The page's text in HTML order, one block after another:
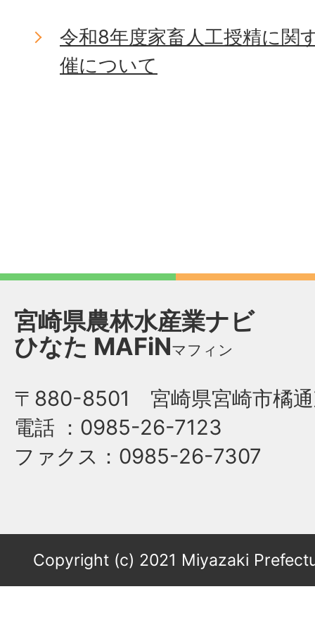
令和8年度家畜人工授精に関
催について
宮崎県農林水産業ナビ
ひなた MAFiNマフィン
〒880-8501 宮崎県宮崎市橘通
電話 ：0985-26-7123
ファクス ：0985-26-7307
Copyright (c) 2021 Miyazaki